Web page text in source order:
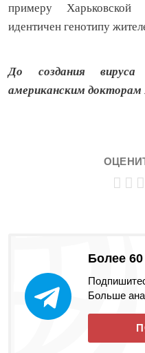
примеру Харьковской
идентичен генотипу
До создания вируса
американским докторам
Более
Больше